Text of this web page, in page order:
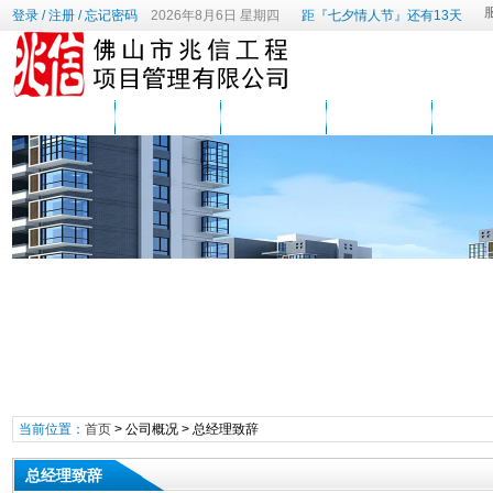
登录/注册/忘记密码 2026年8月6日 星期四 距『七夕情人节』还有13天
当前位置： 首页> 公司概况> 总经理致辞
总经理致辞